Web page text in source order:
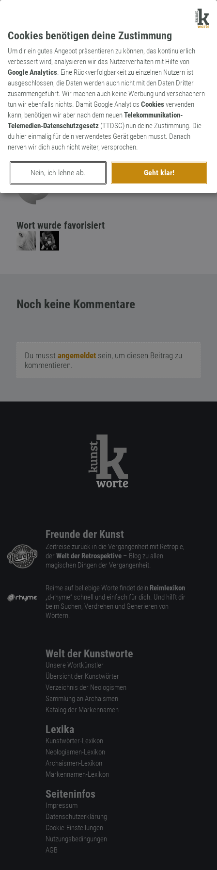
Cookies benötigen deine Zustimmung
Um dir ein gutes Angebot präsentieren zu können, das kontinuierlich
verbessert wird, analysieren wir das Nutzerverhalten mit Hilfe von
Google Analytics. Eine Rückverfolgbarkeit zu einzelnen Nutzern ist
ausgeschlossen, die Daten werden auch nicht mit den Daten Dritter
zusammengeführt. Wir machen auch keine Werbung und verschachern
tun wir ebenfalls nichts. Damit Google Analytics Cookiesvervenden
kann, benötigen wir aber nach dem neuenTelekommunikation-
Telemedien-Datenschutzgesetz (TTDSG) nun deine Zustimmung. Die
du hier einmalig für dein verwendetes Gerät geben musst. Danach
nerven wir dich auch nicht weiter, versprochen.
Nein, ich lehne ab. Geht klar!
Neologismus
Verb
verschlimmbessern
Mit dem Vorhaben etwas eigentlich zu
verbessern, es im Endeffekt faktisch aber
zu verschlechtern.
2
erschaffen von
am 25. August 2013
Wort wurde favorisiert
Noch keine Kommentare
Du musst angemeldetsein, um diesen Beitrag zu
kommentieren.
Freunde der Kunst
Zeitreise zurück in die Vergangenheit mit Retropie,
der Welt der Retrospektive – Blog zu allen
magischen Dingen der Vergangenheit.
Reime auf beliebige Worte findet dein Reimlexikon
„d-rhyme” schnell und einfach für dich. Und hilft dir
beim Suchen, Verdrehen und Generieren von
Wörtern.
Welt der Kunstworte
Unsere Wortkünstler
Übersicht der Kunstwörter
Verzeichnis der Neologismen
Sammlung an Archaismen
Katalog der Markennamen
Lexika
Kunstwörter-Lexikon
Neologismen-Lexikon
Archaismen-Lexikon
Markennamen-Lexikon
Seiteninfos
Impressum
Datenschutzerklärung
Cookie-Einstellungen
Nutzungsbedingungen
AGB